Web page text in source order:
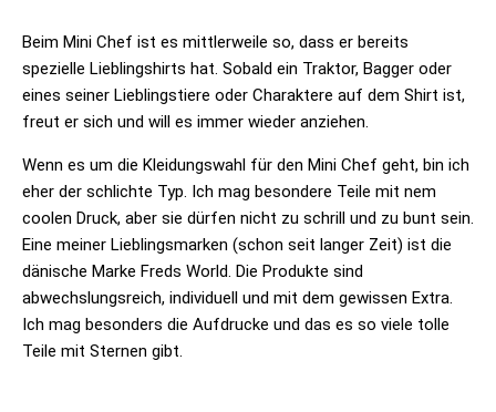
Beim Mini Chef ist es mittlerweile so, dass er bereits
spezielle Lieblingshirts hat. Sobald ein Traktor, Bagger oder
eines seiner Lieblingstiere oder Charaktere auf dem Shirt ist,
freut er sich und will es immer wieder anziehen.
Wenn es um die Kleidungswahl für den Mini Chef geht, bin ich
eher der schlichte Typ. Ich mag besondere Teile mit nem
coolen Druck, aber sie dürfen nicht zu schrill und zu bunt sein.
Eine meiner Lieblingsmarken (schon seit langer Zeit) ist die
dänische Marke Freds World. Die Produkte sind
abwechslungsreich, individuell und mit dem gewissen Extra.
Ich mag besonders die Aufdrucke und das es so viele tolle
Teile mit Sternen gibt.